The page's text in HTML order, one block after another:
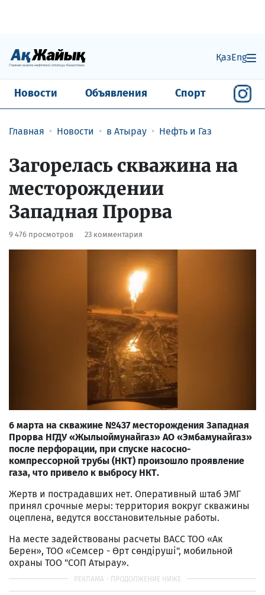
ҚазEng
Новости Объявления Спорт
Главная Новости в Атырау Нефть и Газ
Загорелась скважина на
месторождении
Западная Прорва
9 476 просмотров 23 комментария
6 марта на скважине №437 месторождения Западная
Прорва НГДУ «Жылыоймунайгаз» АО «Эмбамунайгаз»
после перфорации, при спуске насосно-
компрессорной трубы (НКТ) произошло проявление
газа, что привело к выбросу НКТ.
Жертв и пострадавших нет. Оперативный штаб ЭМГ
принял срочные меры: территория вокруг скважины
оцеплена, ведутся восстановительные работы.
На месте задействованы расчеты ВАСС ТОО «Ак
Берен», ТОО «Семсер - Өрт сөндіруші", мобильной
охраны ТОО "СОП Атырау».